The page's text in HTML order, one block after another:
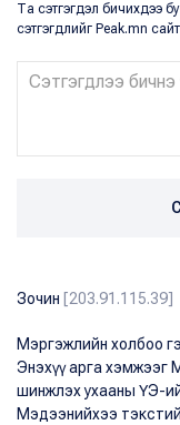
Та сэтгэгдэл бичихдээ
сэтгэгдлийг Peak.mn
Зочин [203.91.115.39]
Мэргэжлийн холбоо
Энэхүү арга
шинжлэх ухааны ҮЭ-
Мэдээнийхээ